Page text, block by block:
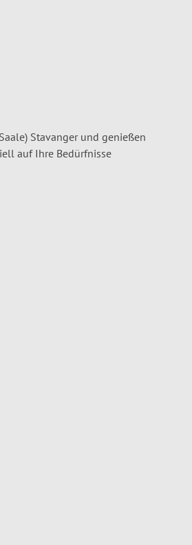
Stavanger und genießen
auf Ihre Bedürfnisse